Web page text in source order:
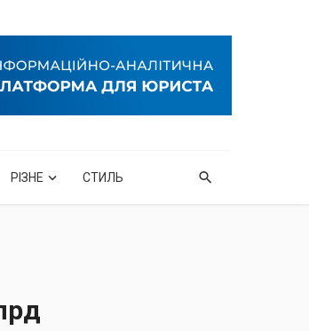
РІЗНЕ СТИЛЬ